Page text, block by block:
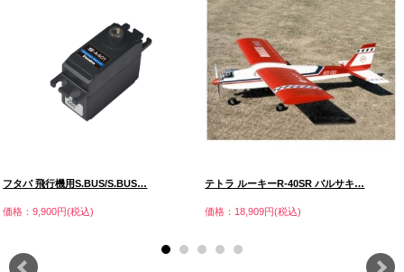
フタバ 飛行機用S.BUS/S.BUS…
価格：9,900円(税込)
テトラ ルーキーR-40SR バルサキ…
価格：18,909円(税込)